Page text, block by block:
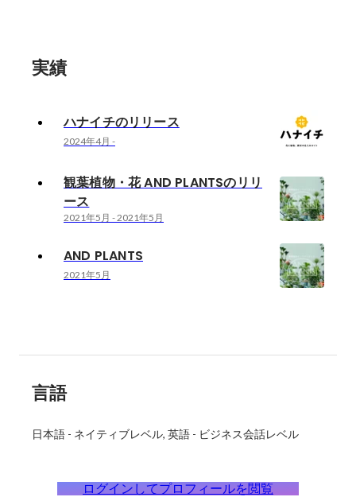
実績
ハナイチのリリース
2024年4月 -
観葉植物・花 AND PLANTSのリリ
ース
2021年5月 -2021年5月
AND PLANTS
2021年5月
言語
日本語 - ネイティブレベル 英語 - ビジネス会話レベル
ログインしてプロフィールを閲覧